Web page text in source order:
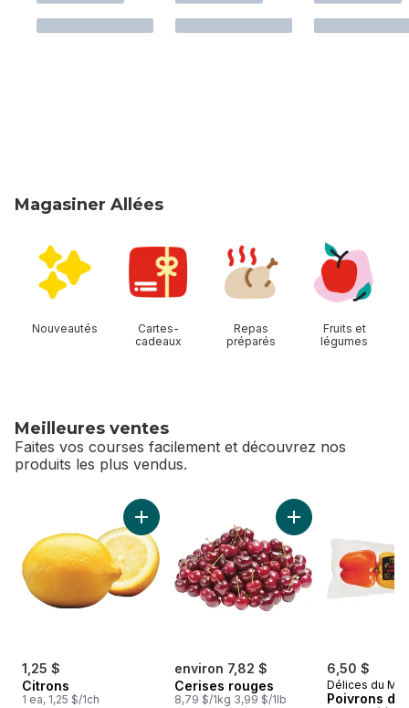
Magasiner Allées
Nouveautés
Cartes-
cadeaux
Repas
préparés
Fruits et
légumes
Meilleures ventes
Faites vos courses facilement et découvrez nos
produits les plus vendus.
sauter Meilleures ventes
1,25 $
Citrons
1 ea, 1,25 $/1ch
Ajouter Citrons au panier
environ 7,82 $
Cerises rouges
8,79 $/1kg 3,99 $/1lb
Ajouter Cerises
6,50 $
Délices du
Poivrons de